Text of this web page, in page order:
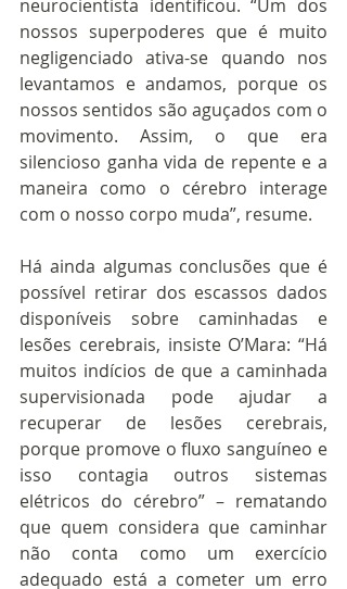
neurocientista identificou. “Um dos
nossos superpoderes que é muito
negligenciado ativa-se quando nos
levantamos e andamos, porque os
nossos sentidos são aguçados com o
movimento. Assim, o que era
silencioso ganha vida de repente e a
maneira como o cérebro interage
com o nosso corpo muda”, resume.
Há ainda algumas conclusões que é
possível retirar dos escassos dados
disponíveis sobre caminhadas e
lesões cerebrais, insiste O’Mara: “Há
muitos indícios de que a caminhada
supervisionada pode ajudar a
recuperar de lesões cerebrais,
porque promove o fluxo sanguíneo e
isso contagia outros sistemas
elétricos do cérebro” – rematando
que quem considera que caminhar
não conta como um exercício
adequado está a cometer um erro